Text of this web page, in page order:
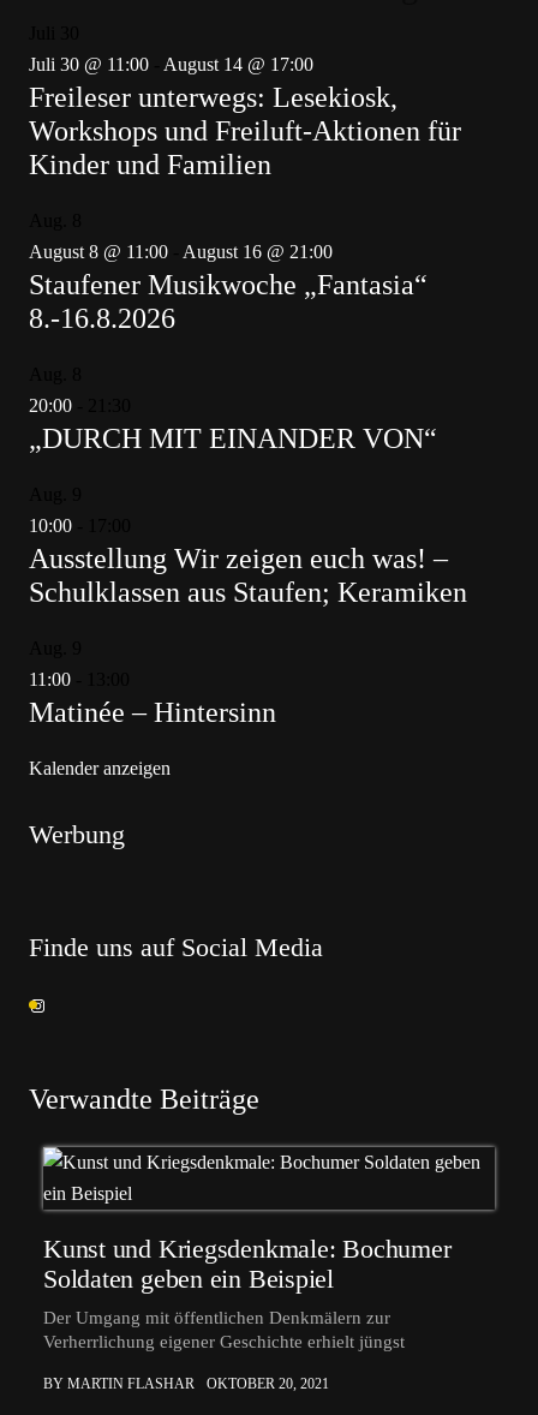
Juli 30 @ 11:00
August 14 @ 17:00
Freileser unterwegs: Lesekiosk,
Workshops und Freiluft-Aktionen für
Kinder und Familien
August 8 @ 11:00
August 16 @ 21:00
Staufener Musikwoche „Fantasia“
8.-16.8.2026
20:00
„DURCH MIT EINANDER VON“
10:00
Ausstellung Wir zeigen euch was! –
Schulklassen aus Staufen; Keramiken
11:00
Matinée – Hintersinn
Kalender anzeigen
Werbung
Finde uns auf Social Media
Verwandte Beiträge
Kunst und Kriegsdenkmale: Bochumer
Soldaten geben ein Beispiel
Der Umgang mit öffentlichen Denkmälern zur
Verherrlichung eigener Geschichte erhielt jüngst
BY MARTIN FLASHAR OKTOBER 20, 2021